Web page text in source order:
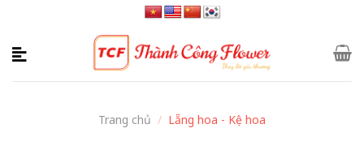
content
Trang chủ / Lẵng hoa - Kệ hoa